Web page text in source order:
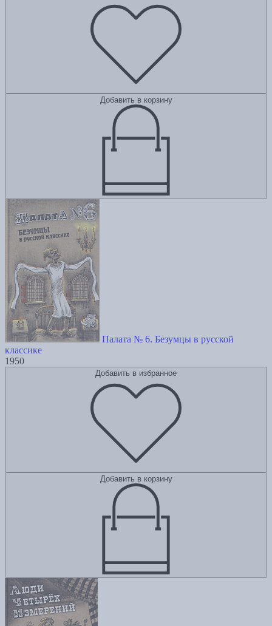
Добавить в корзину
Палата № 6. Безумцы в русской
классике
1950
Добавить в избранное
Добавить в корзину